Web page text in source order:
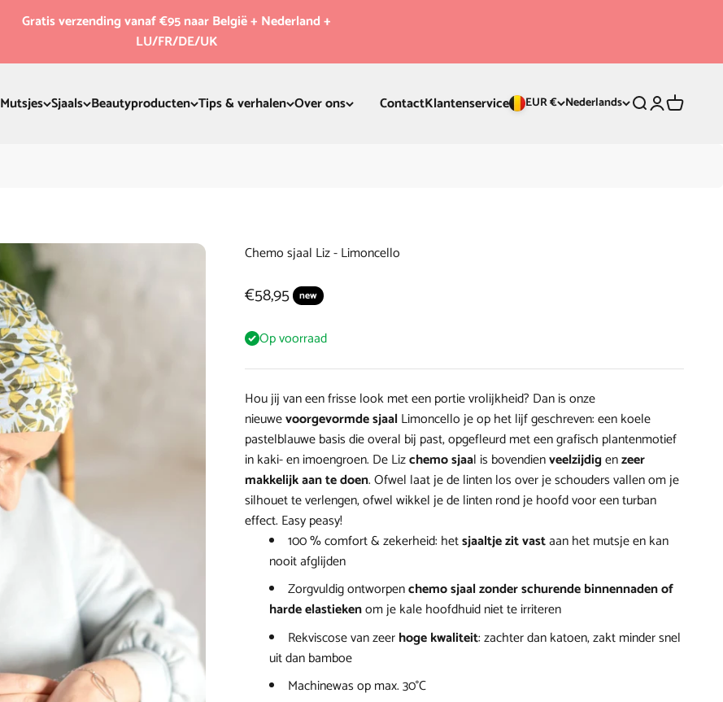
Gratis verzending vanaf €95 naar België + Nederland +
LU/FR/DE/UK
Mutsjes Sjaals Beautyproducten Tips & verhalen Over ons ContactKlantenservice EUR € Nederlands Zoeken
Inloggen
Chemo sjaal Liz - Limoncello
Aanbiedingsprijs
€58,95 new
Op voorraad
Hou jij van een frisse look met een portie vrolijkheid? Dan is onze
nieuwevoorgevormde sjaalLimoncello je op het lijf geschreven: een koele
pastelblauwe basis die overal bij past, opgefleurd met een grafisch plantenmotief
in kaki- en imoengroen. De Lizchemo sjaal is bovendienveelzijdigenzeer
makkelijk aan te doen. Ofwel laat je de linten los over je schouders vallen om je
silhouet te verlengen, ofwel wikkel je de linten rond je hoofd voor een turban
effect. Easy peasy!
100 % comfort & zekerheid: hetsjaaltje zit vastaan het mutsje en kan
nooit afglijden
Zorgvuldig ontworpenchemo sjaal zonder schurende binnennaden of
harde elastiekenom je kale hoofdhuid niet te irriteren
Rekviscose van zeerhoge kwaliteit: zachter dan katoen, zakt minder snel
uit dan bamboe
Machinewas op max. 30°C